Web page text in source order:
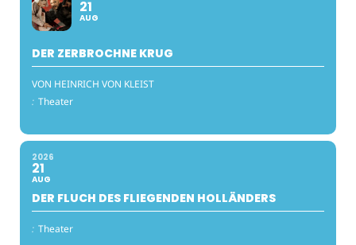
21
AUG
DER ZERBROCHNE KRUG
VON HEINRICH VON KLEIST
: Theater
2026
21
AUG
DER FLUCH DES FLIEGENDEN HOLLÄNDERS
: Theater